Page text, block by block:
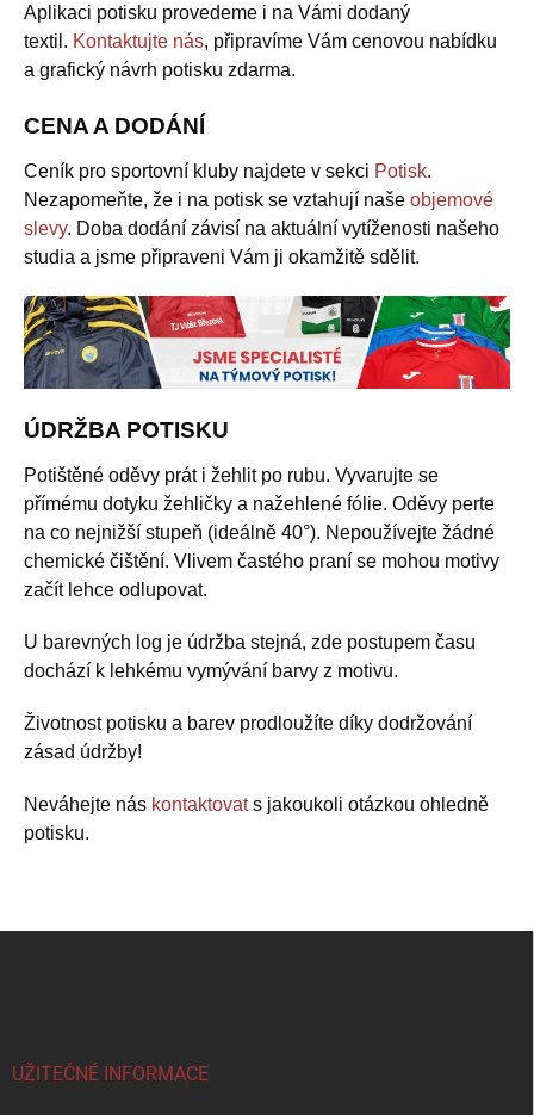
Aplikaci potisku provedeme i na Vámi dodaný
textil. Kontaktujte nás, připravíme Vám cenovou nabídku
a grafický návrh potisku zdarma.
CENA A DODÁNÍ
Ceník pro sportovní kluby najdete v sekci Potisk.
Nezapomeňte, že i na potisk se vztahují naše objemové
slevy. Doba dodání závisí na aktuální vytíženosti našeho
studia a jsme připraveni Vám ji okamžitě sdělit.
ÚDRŽBA POTISKU
Potištěné oděvy prát i žehlit po rubu. Vyvarujte se
přímému dotyku žehličky a nažehlené fólie. Oděvy perte
na co nejnižší stupeň (ideálně 40°). Nepoužívejte žádné
chemické čištění. Vlivem častého praní se mohou motivy
začít lehce odlupovat.
U barevných log je údržba stejná, zde postupem času
dochází k lehkému vymývání barvy z motivu.
Životnost potisku a barev prodloužíte díky dodržování
zásad údržby!
Neváhejte nás kontaktovats jakoukoli otázkou ohledně
potisku.
UŽITEČNÉ INFORMACE